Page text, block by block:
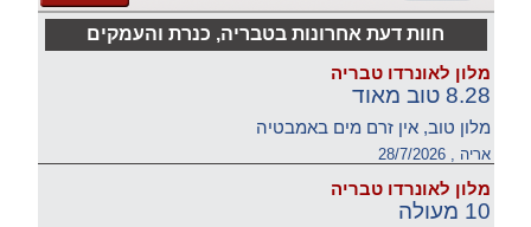
חוות דעת אחרונות בטבריה, כנרת והעמקים
מלון לאונרדו טבריה
8.28 טוב מאוד
מלון טוב, אין זרם מים באמבטיה
אריה , 28/7/2026
מלון לאונרדו טבריה
10 מעולה